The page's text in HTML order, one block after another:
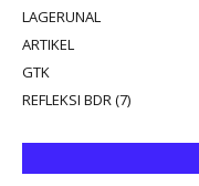
LAGERUNAL
ARTIKEL
GTK
REFLEKSI BDR (7)